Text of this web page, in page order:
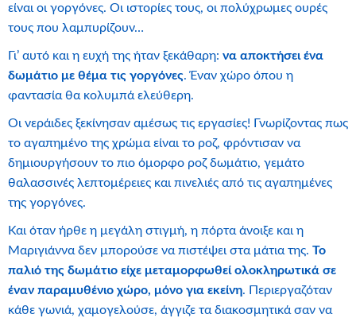
είναι οι γοργόνες. Οι ιστορίες τους, οι πολύχρωμες ουρές
τους που λαμπυρίζουν…
Γι’ αυτό και η ευχή της ήταν ξεκάθαρη: να αποκτήσει ένα
δωμάτιο με θέμα τις γοργόνες. Έναν χώρο όπου η
φαντασία θα κολυμπά ελεύθερη.
Οι νεράιδες ξεκίνησαν αμέσως τις εργασίες! Γνωρίζοντας πως
το αγαπημένο της χρώμα είναι το ροζ, φρόντισαν να
δημιουργήσουν το πιο όμορφο ροζ δωμάτιο, γεμάτο
θαλασσινές λεπτομέρειες και πινελιές από τις αγαπημένες
της γοργόνες.
Και όταν ήρθε η μεγάλη στιγμή, η πόρτα άνοιξε και η
Μαριγιάννα δεν μπορούσε να πιστέψει στα μάτια της. Το
παλιό της δωμάτιο είχε μεταμορφωθεί ολοκληρωτικά σε
έναν παραμυθένιο χώρο, μόνο για εκείνη. Περιεργαζόταν
κάθε γωνιά, χαμογελούσε, άγγιζε τα διακοσμητικά σαν να